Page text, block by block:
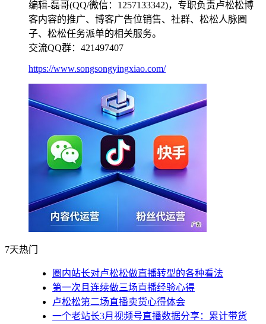
编辑-磊哥(QQ/微信：1257133342)，专职负责卢松松博
客内容的推广、博客广告位销售、社群、松松人脉圈
子、松松任务派单的相关服务。
交流QQ群：421497407
https://www.songsongyingxiao.com/
7天热门
圈内站长对卢松松做直播转型的各种看法
第一次且连续做三场直播经验心得
卢松松第二场直播卖货心得体会
一个老站长3月视频号直播数据分享：累计带货